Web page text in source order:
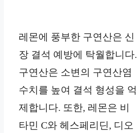
레몬에 풍부한 구연산은 신
장 결석 예방에 탁월합니다.
구연산은 소변의 구연산염
수치를 높여 결석 형성을 억
제합니다. 또한, 레몬은 비
타민 C와 헤스페리딘, 디오